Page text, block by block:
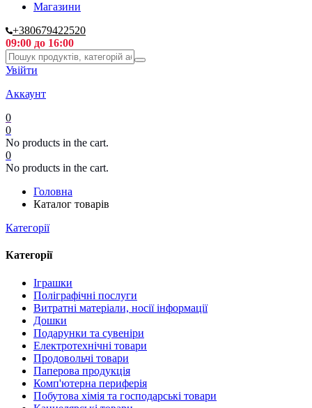
Магазини
+380679422520
09:00 до 16:00
Увійти
Аккаунт
0
0
No products in the cart.
0
No products in the cart.
Головна
Каталог товарів
Категорії
Категорії
Іграшки
Поліграфічні послуги
Витратні матеріали, носії інформації
Дошки
Подарунки та сувеніри
Електротехнічні товари
Продовольчі товари
Паперова продукція
Комп'ютерна периферія
Побутова хімія та господарські товари